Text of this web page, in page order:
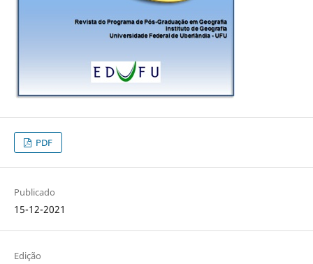
PDF
Publicado
15-12-2021
Edição